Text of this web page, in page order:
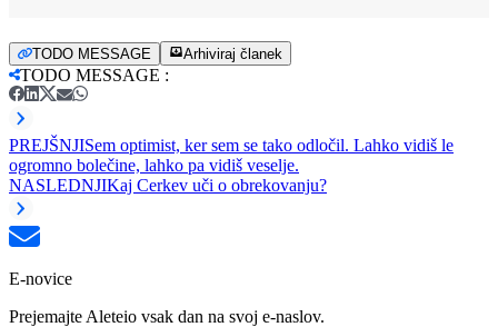
TODO MESSAGE Arhiviraj članek
TODO MESSAGE :
PREJŠNJISem optimist, ker sem se tako odločil. Lahko vidiš le
ogromno bolečine, lahko pa vidiš veselje.
NASLEDNJIKaj Cerkev uči o obrekovanju?
E-novice
Prejemajte Aleteio vsak dan na svoj e-naslov.